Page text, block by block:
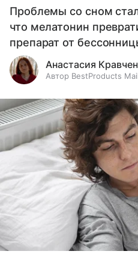
Проблемы со сном
что мелатонин
препарат от
Анастасия
Автор BestProducts Mail